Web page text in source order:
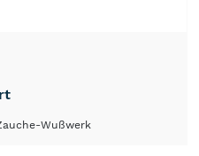
Wußwerk